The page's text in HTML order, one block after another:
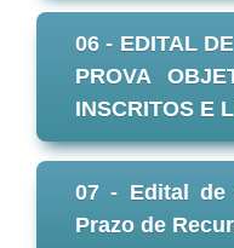
06 - EDITAL
PROVA
INSCRITOS E
07 - Edital de
Prazo de